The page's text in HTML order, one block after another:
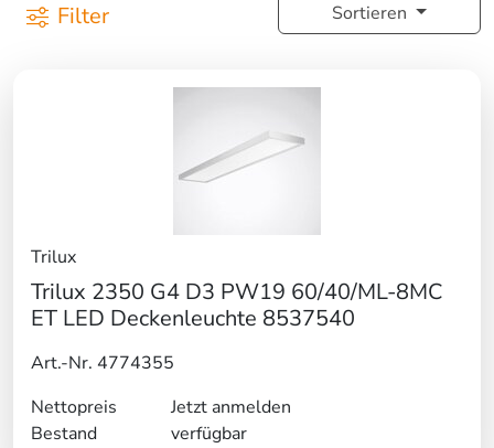
Filter Sortieren
Trilux
Trilux 2350 G4 D3 PW19 60/40/ML-8MC
ET LED Deckenleuchte 8537540
Art.-Nr. 4774355
Nettopreis
Jetzt anmelden
Bestand
verfügbar